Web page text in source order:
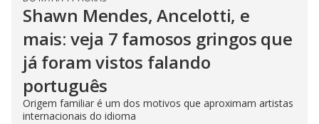
Shawn Mendes, Ancelotti, e
mais: veja 7 famosos gringos que
já foram vistos falando
português
Origem familiar é um dos motivos que aproximam artistas
internacionais do idioma